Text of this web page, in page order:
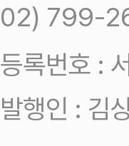
02) 799-
등록번호 :
발행인 : 김